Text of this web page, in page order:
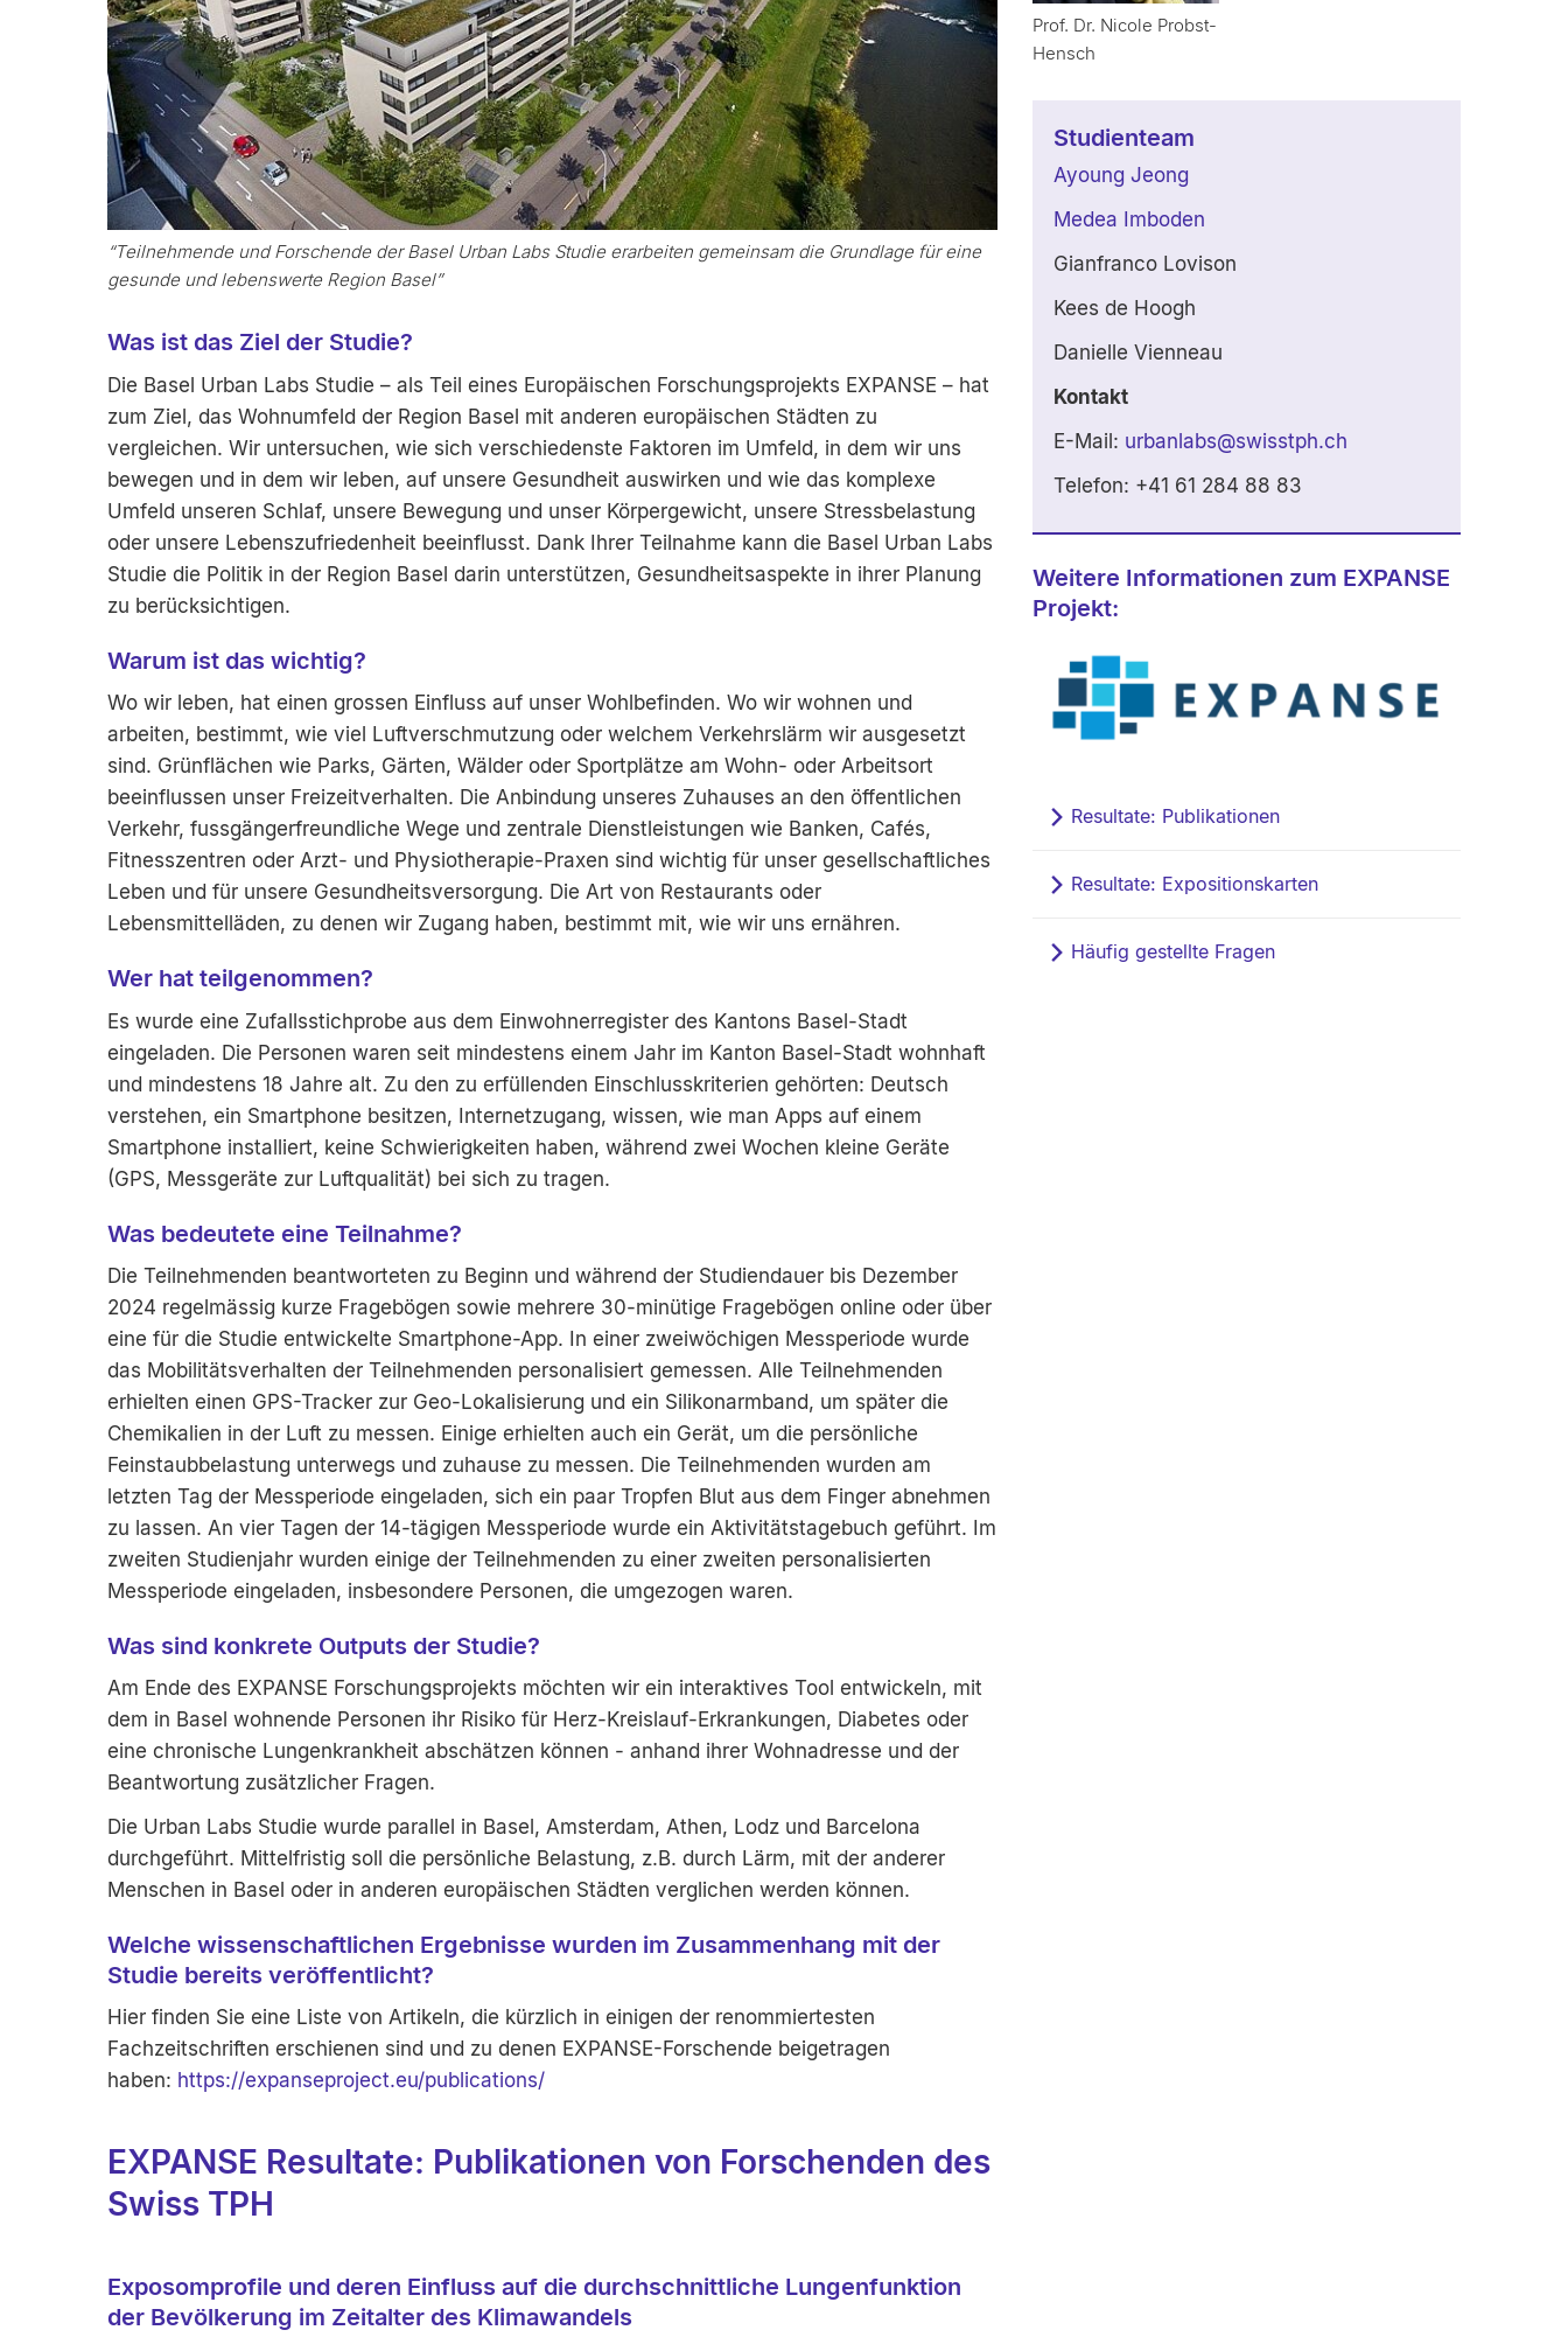
“Teilnehmende und Forschende der Basel Urban Labs Studie erarbeiten gemeinsam die Grundlage für eine
gesunde und lebenswerte Region Basel”
Was ist das Ziel der Studie?
Die Basel Urban Labs Studie – als Teil eines Europäischen Forschungsprojekts EXPANSE – hat
zum Ziel, das Wohnumfeld der Region Basel mit anderen europäischen Städten zu
vergleichen. Wir untersuchen, wie sich verschiedenste Faktoren im Umfeld, in dem wir uns
bewegen und in dem wir leben, auf unsere Gesundheit auswirken und wie das komplexe
Umfeld unseren Schlaf, unsere Bewegung und unser Körpergewicht, unsere Stressbelastung
oder unsere Lebenszufriedenheit beeinflusst. Dank Ihrer Teilnahme kann die Basel Urban Labs
Studie die Politik in der Region Basel darin unterstützen, Gesundheitsaspekte in ihrer Planung
zu berücksichtigen.
Warum ist das wichtig?
Wo wir leben, hat einen grossen Einfluss auf unser Wohlbefinden. Wo wir wohnen und
arbeiten, bestimmt, wie viel Luftverschmutzung oder welchem Verkehrslärm wir ausgesetzt
sind. Grünflächen wie Parks, Gärten, Wälder oder Sportplätze am Wohn- oder Arbeitsort
beeinflussen unser Freizeitverhalten. Die Anbindung unseres Zuhauses an den öffentlichen
Verkehr, fussgängerfreundliche Wege und zentrale Dienstleistungen wie Banken, Cafés,
Fitnesszentren oder Arzt- und Physiotherapie-Praxen sind wichtig für unser gesellschaftliches
Leben und für unsere Gesundheitsversorgung. Die Art von Restaurants oder
Lebensmittelläden, zu denen wir Zugang haben, bestimmt mit, wie wir uns ernähren.
Wer hat teilgenommen?
Es wurde eine Zufallsstichprobe aus dem Einwohnerregister des Kantons Basel-Stadt
eingeladen. Die Personen waren seit mindestens einem Jahr im Kanton Basel-Stadt wohnhaft
und mindestens 18 Jahre alt. Zu den zu erfüllenden Einschlusskriterien gehörten: Deutsch
verstehen, ein Smartphone besitzen, Internetzugang, wissen, wie man Apps auf einem
Smartphone installiert, keine Schwierigkeiten haben, während zwei Wochen kleine Geräte
(GPS, Messgeräte zur Luftqualität) bei sich zu tragen.
Was bedeutete eine Teilnahme?
Die Teilnehmenden beantworteten zu Beginn und während der Studiendauer bis Dezember
2024 regelmässig kurze Fragebögen sowie mehrere 30-minütige Fragebögen online oder über
eine für die Studie entwickelte Smartphone-App. In einer zweiwöchigen Messperiode wurde
das Mobilitätsverhalten der Teilnehmenden personalisiert gemessen. Alle Teilnehmenden
erhielten einen GPS-Tracker zur Geo-Lokalisierung und ein Silikonarmband, um später die
Chemikalien in der Luft zu messen. Einige erhielten auch ein Gerät, um die persönliche
Feinstaubbelastung unterwegs und zuhause zu messen. Die Teilnehmenden wurden am
letzten Tag der Messperiode eingeladen, sich ein paar Tropfen Blut aus dem Finger abnehmen
zu lassen. An vier Tagen der 14-tägigen Messperiode wurde ein Aktivitätstagebuch geführt. Im
zweiten Studienjahr wurden einige der Teilnehmenden zu einer zweiten personalisierten
Messperiode eingeladen, insbesondere Personen, die umgezogen waren.
Was sind konkrete Outputs der Studie?
Am Ende des EXPANSE Forschungsprojekts möchten wir ein interaktives Tool entwickeln, mit
dem in Basel wohnende Personen ihr Risiko für Herz-Kreislauf-Erkrankungen, Diabetes oder
eine chronische Lungenkrankheit abschätzen können - anhand ihrer Wohnadresse und der
Beantwortung zusätzlicher Fragen.
Die Urban Labs Studie wurde parallel in Basel, Amsterdam, Athen, Lodz und Barcelona
durchgeführt. Mittelfristig soll die persönliche Belastung, z.B. durch Lärm, mit der anderer
Menschen in Basel oder in anderen europäischen Städten verglichen werden können.
Welche wissenschaftlichen Ergebnisse wurden im Zusammenhang mit der
Studie bereits veröffentlicht?
Hier finden Sie eine Liste von Artikeln, die kürzlich in einigen der renommiertesten
Fachzeitschriften erschienen sind und zu denen EXPANSE-Forschende beigetragen
haben: https://expanseproject.eu/publications/
EXPANSE Resultate: Publikationen von Forschenden des
Swiss TPH
Exposomprofile und deren Einfluss auf die durchschnittliche Lungenfunktion
der Bevölkerung im Zeitalter des Klimawandels
Prof. Dr. Nicole Probst-
Hensch
Studienteam
Ayoung Jeong
Medea Imboden
Gianfranco Lovison
Kees de Hoogh
Danielle Vienneau
Kontakt
E-Mail: urbanlabs@swisstph.ch
Telefon: +41 61 284 88 83
Weitere Informationen zum EXPANSE
Projekt:
Resultate: Publikationen
Resultate: Expositionskarten
Häufig gestellte Fragen